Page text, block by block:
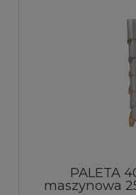
PALETA
maszynowa